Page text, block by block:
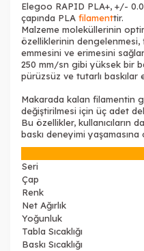
Elegoo RAPID PLA+, +/-
çapında PLA filamenttir.
Malzeme moleküllerinin
özelliklerinin dengelenmesi,
emmesini ve erimesini
250 mm/sn gibi yüksek bir
pürüzsüz ve tutarlı baskılar
Makarada kalan filamentin
değiştirilmesi için üç adet
Bu özellikler, kullanıcıların
baskı deneyimi yaşamasına
Seri
Çap
Renk
Net Ağırlık
Yoğunluk
Tabla Sıcaklığı
Baskı Sıcaklığı